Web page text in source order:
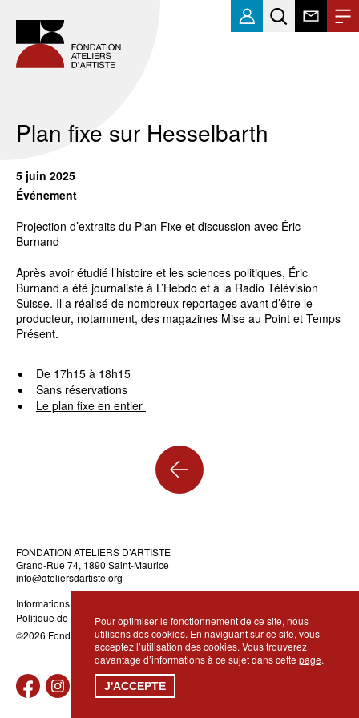
Pour optimiser le fonctionnement de ce site, nous
utilisons des cookies. En naviguant sur ce site, vous
acceptez l’utilisation des cookies. Vous trouverez
davantage d’informations à ce sujet dans cette page.
Plan fixe sur Hesselbarth
5 juin 2025
Événement
Projection d’extraits du Plan Fixe et discussion avec Éric
Burnand
Après avoir étudié l’histoire et les sciences politiques, Éric
Burnand a été journaliste à L’Hebdo et à la Radio Télévision
Suisse. Il a réalisé de nombreux reportages avant d’être le
producteur, notamment, des magazines Mise au Point et Temps
Présent.
De 17h15 à 18h15
Sans réservations
Le plan fixe en entier
FONDATION ATELIERS D’ARTISTE
Grand-Rue 74, 1890 Saint-Maurice
info@ateliersdartiste.org
Informations légales
Politique de confidentialité
©2026 Fondation Ateliers d’Artiste · RéalisationDidWeDo